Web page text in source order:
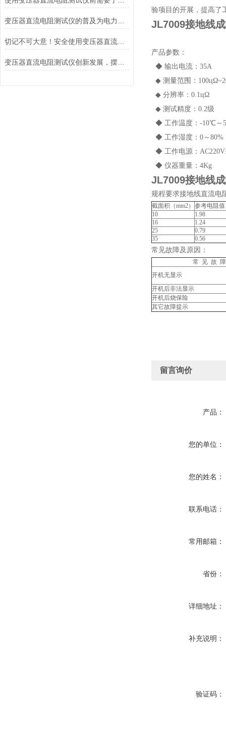
切记不可大意！安全使用变压器直流电阻测试仪
变压器直流电阻测试仪创新发展，摆脱传统
验项目的开展，提高了
JL7009接地线
产品参数：
◆ 输出电流：35A
◆ 测量范围：
◆ 分辨率：0.1цΩ
◆ 测试精度：0.2级
◆ 工作温度：-10℃～
◆ 工作湿度：0～80%
◆ 工作电源：
◆ 仪器重量：4Kg
JL7009接地线
规程要求接地线直流电
截面积（mm2） 参考电阻
10
1.98
16
1.24
25
0.79
35
0.56
常见故障及原因：
常 见 故 障
开机无显示
开机后非法显示
开机后烧保险
其它故障提示
留言询价
产品：
您的单位：
您的姓名：
联系电话：
常用邮箱：
省份：
详细地址：
补充说明：
验证码：